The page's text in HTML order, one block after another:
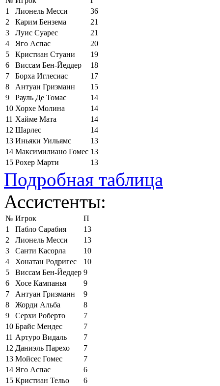
1
Лионель Месси
36
2
Карим Бензема
21
3
Луис Суарес
21
4
Яго Аспас
20
5
Кристиан Стуани
19
6
Виссам Бен-Йеддер
18
7
Борха Иглесиас
17
8
Антуан Гризманн
15
9
Рауль Де Томас
14
10 Хорхе Молина
14
11 Хайме Мата
14
12 Шарлес
14
13 Иньяки Уильямс
13
14 Максимилиано Гомес 13
15 Рохер Марти 13
Подробная таблица
Ассистенты:
№ Игрок
П
1
Пабло Сарабия
13
2
Лионель Месси
13
3
Санти Касорла
10
4
Хонатан Родригес
10
5
Виссам Бен-Йеддер 9
6
Хосе Кампанья
9
7
Антуан Гризманн
9
8
Жорди Альба
8
9
Серхи Роберто
7
10 Брайс Мендес
7
11 Артуро Видаль
7
12 Даниэль Парехо
7
13 Мойсес Гомес
7
14 Яго Аспас
6
15 Кристиан Тельо 6